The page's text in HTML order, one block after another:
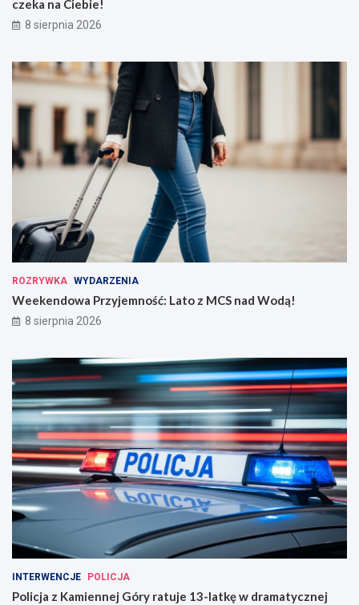
czeka na Ciebie!
8 sierpnia 2026
ROZRYWKA WYDARZENIA
Weekendowa Przyjemność: Lato z MCS nad Wodą!
8 sierpnia 2026
INTERWENCJE POLICJA
Policja z Kamiennej Góry ratuje 13-latkę w dramatycznej